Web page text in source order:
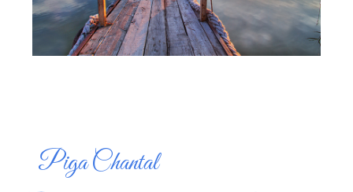
Piga Chantal